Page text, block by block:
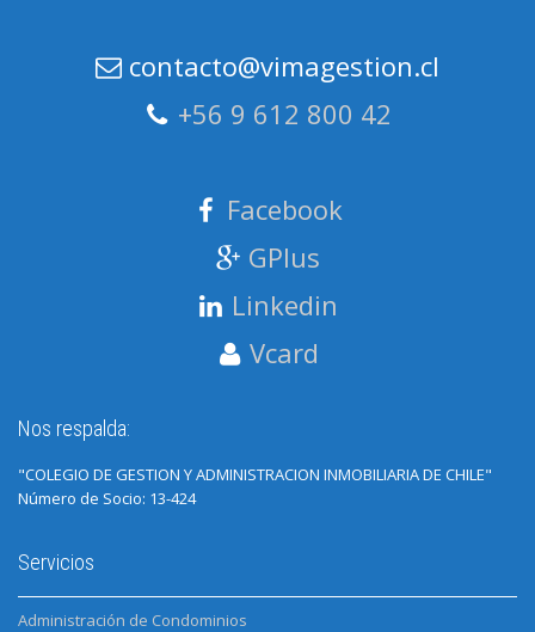
contacto@vimagestion.cl
+56 9 612 800 42
Facebook
GPlus
Linkedin
Vcard
Nos respalda:
"COLEGIO DE GESTION Y ADMINISTRACION INMOBILIARIA DE CHILE"
Número de Socio: 13-424
Servicios
Administración de Condominios